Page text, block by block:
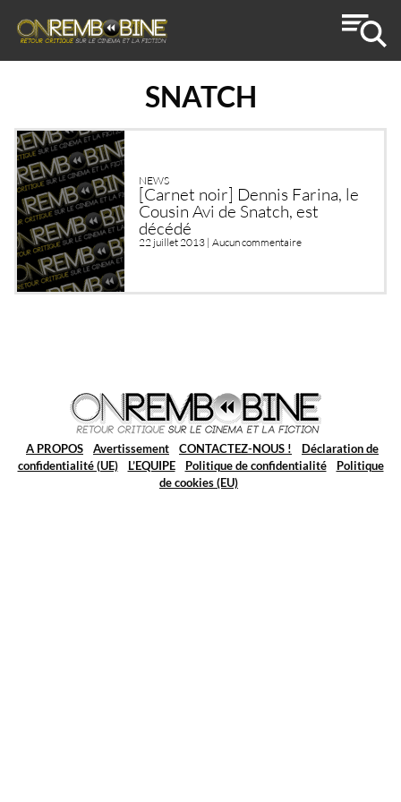
SNATCH
NEWS
[Carnet noir] Dennis Farina, le
Cousin Avi de Snatch, est
décédé
22 juillet 2013 | Aucun commentaire
A PROPOS Avertissement CONTACTEZ-NOUS !
Déclaration de
confidentialité (UE)
L’EQUIPE Politique de confidentialité
Politique
de cookies (EU)